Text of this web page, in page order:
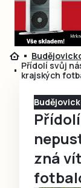
Přídolí svůj
krajských
zná